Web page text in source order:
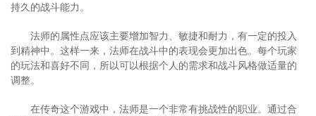
持久的战斗能力。
法师的属性点应该主要增加智力、敏捷和耐力，有一定的投入
到精神中。这样一来，法师在战斗中的表现会更加出色。每个玩家
的玩法和喜好不同，所以可以根据个人的需求和战斗风格做适量的
调整。
在传奇这个游戏中，法师是一个非常有挑战性的职业。通过合